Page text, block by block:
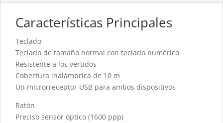
Características Principales
Teclado
Teclado de tamaño normal con teclado numérico
Resistente a los vertidos
Cobertura inalámbrica de 10 m
Un microrreceptor USB para ambos dispositivos
Ratón
Preciso sensor óptico (1600 ppp)